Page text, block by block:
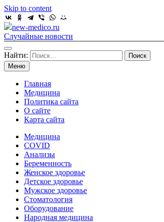
Skip to content
new-medico.ru
Случайные новости
Найти:
Меню
Главная
Медицина
Политика сайта
О сайте
Карта сайта
Медицина
COVID
Анализы
Беременность
Женское здоровье
Детское здоровье
Мужское здоровье
Стоматология
Оборудование
Народная медицина